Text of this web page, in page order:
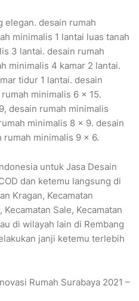
elegan. desain rumah
minimalis 1 lantai luas tanah
3 lantai. desain rumah
minimalis 4 kamar 2 lantai.
tidur 1 lantai. desain
minimalis 6 x 15.
desain rumah minimalis
minimalis 8 x 9. desain
minimalis 9 x 6.
untuk Jasa Desain
dan ketemu langsung di
Kragan, Kecamatan
Sale, Kecamatan
di wilayah lain di Rembang
janji ketemu terlebih
Rumah Surabaya 2021 –